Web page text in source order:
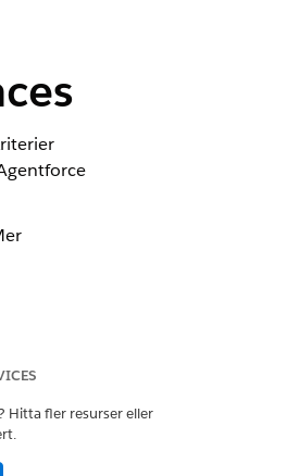
Nej
Hitta fler resurser eller